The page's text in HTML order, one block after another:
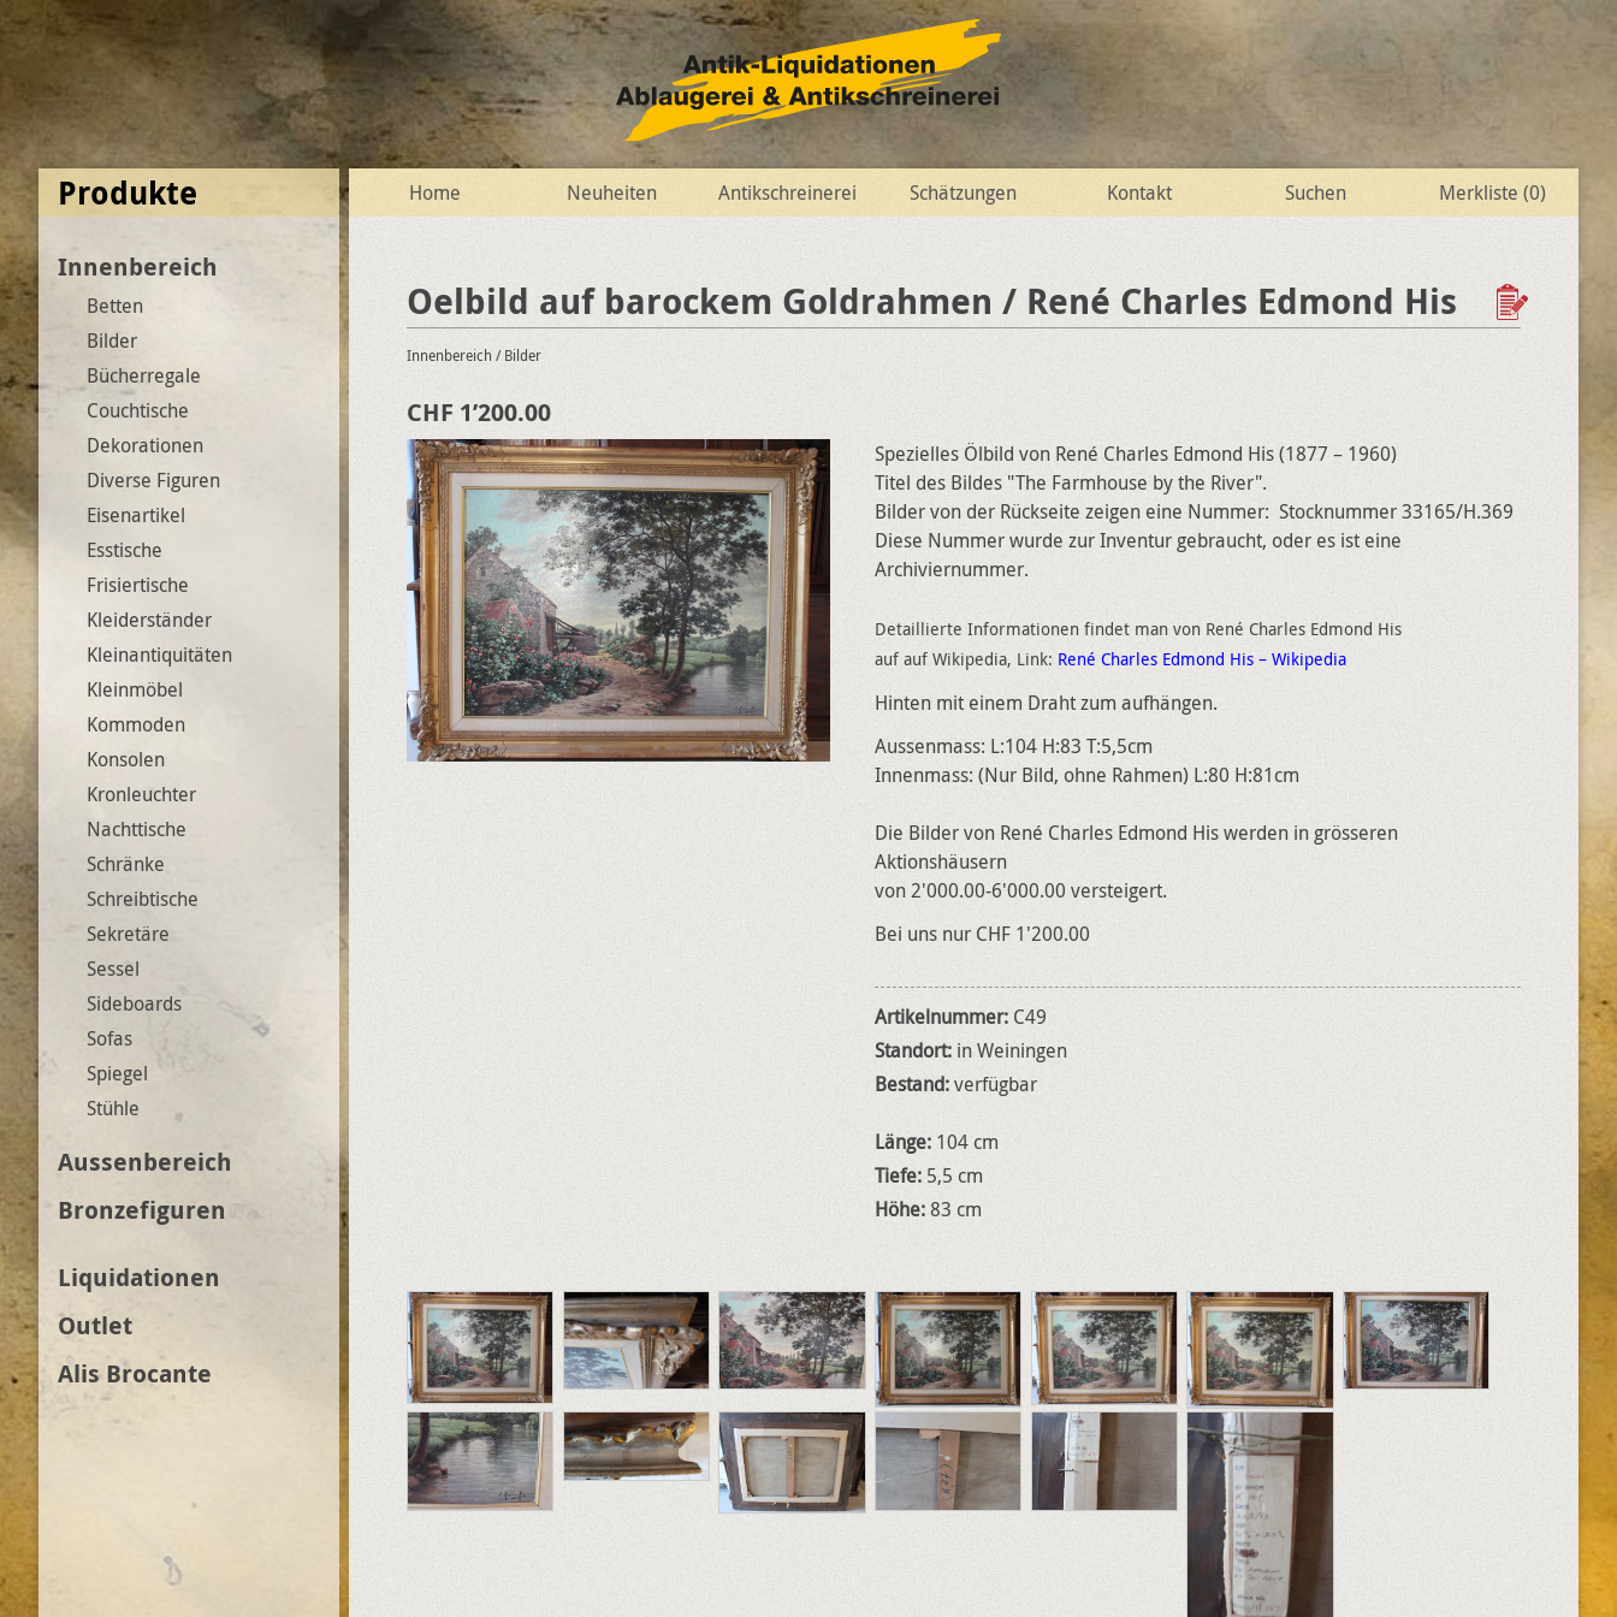
Home Neuheiten Antikschreinerei Schätzungen Kontakt Suchen Merkliste (0)
Oelbild auf barockem Goldrahmen / René Charles Edmond His
Innenbereich / Bilder
CHF 1’200.00
Spezielles Ölbild von René Charles Edmond His (1877 – 1960)
Titel des Bildes "The Farmhouse by the River".
Bilder von der Rückseite zeigen eine Nummer: Stocknummer 33165/H.369
Diese Nummer wurde zur Inventur gebraucht, oder es ist eine
Archiviernummer.
Detaillierte Informationen findet man von René Charles Edmond His
auf auf Wikipedia, Link: René Charles Edmond His – Wikipedia
Hinten mit einem Draht zum aufhängen.
Aussenmass: L:104 H:83 T:5,5cm
Innenmass: (Nur Bild, ohne Rahmen) L:80 H:81cm
Die Bilder von René Charles Edmond His werden in grösseren
Aktionshäusern
von 2'000.00-6'000.00 versteigert.
Bei uns nur CHF 1'200.00
Artikelnummer: C49
Standort: in Weiningen
Bestand:verfügbar
Länge: 104 cm
Tiefe: 5,5 cm
Höhe: 83 cm
Produkte
Aussenbereich
Innenbereich
Bilder
Bücherregale
Couchtische
Dekorationen
Diverse Figuren
Eisenartikel
Esstische
Frisiertische
Kleiderständer
Kleinantiquitäten
Betten
Kleinmöbel
Kommoden
Konsolen
Kronleuchter
Nachttische
Schränke
Schreibtische
Sekretäre
Sessel
Sideboards
Sofas
Spiegel
Stühle
Bronzefiguren
Liquidationen
Outlet
Alis Brocante